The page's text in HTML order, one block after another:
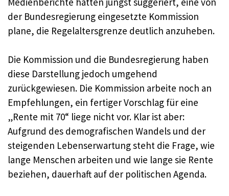
der Bundesregierung eingesetzte Kommission
plane, die Regelaltersgrenze deutlich anzuheben.
Die Kommission und die Bundesregierung haben
diese Darstellung jedoch umgehend
zurückgewiesen. Die Kommission arbeite noch an
Empfehlungen, ein fertiger Vorschlag für eine
„Rente mit 70“ liege nicht vor. Klar ist aber:
Aufgrund des demografischen Wandels und der
steigenden Lebenserwartung steht die Frage, wie
lange Menschen arbeiten und wie lange sie Rente
beziehen, dauerhaft auf der politischen Agenda.